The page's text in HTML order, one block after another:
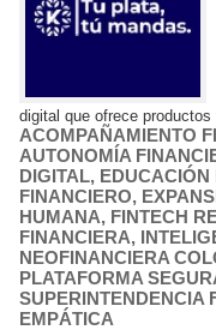
digital que ofrece
ACOMPAÑAMIENTO
AUTONOMÍA
DIGITAL, EDUCACIÓN
FINANCIERO,
HUMANA, FINTECH
FINANCIERA,
NEOFINANCIERA
PLATAFORMA
SUPERINTENDENCIA
EMPÁTICA